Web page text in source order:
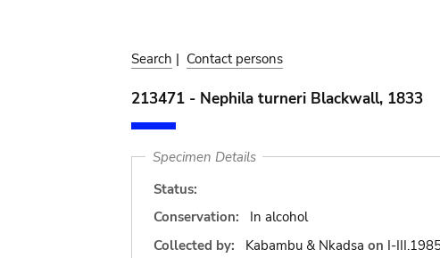
Search | Contact persons
213471 - Nephila turneri Blackwall, 1833
Specimen Details
Status:
Conservation:
In alcohol
Collected by:
Kabambu & Nkadsa on I-